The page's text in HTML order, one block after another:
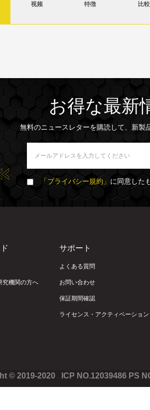
视频 特徴 比較
お得な最新
無料のニュースレターを購読して、新製
「プライバシー規約」 に同意した
究機関の方へ
サポート
よくある質問
お問い合わせ
保証期間確認
ライセンス・アクティベーション
© 2019-2020 ICP NO.12039486 PS